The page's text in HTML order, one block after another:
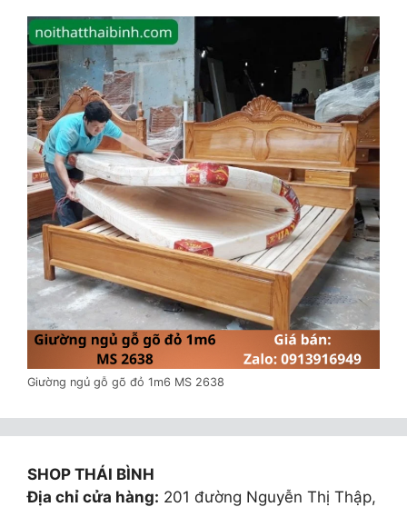
Giường ngủ gỗ gõ đỏ 1m6 MS 2638
SHOP THÁI BÌNH
Địa chỉ cửa hàng: 201 đường Nguyễn Thị Thập,